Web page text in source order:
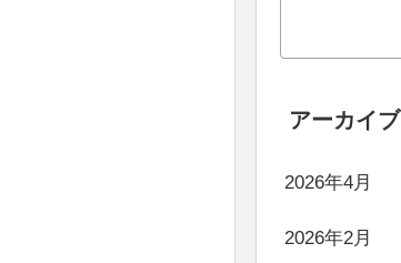
アーカイブ
2026年4月
2026年2月